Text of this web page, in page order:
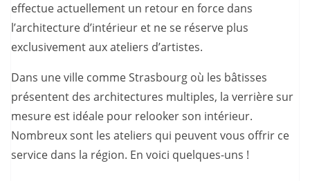
effectue actuellement un retour en force dans
l’architecture d’intérieur et ne se réserve plus
exclusivement aux ateliers d’artistes.
Dans une ville comme Strasbourg où les bâtisses
présentent des architectures multiples, la verrière sur
mesure est idéale pour relooker son intérieur.
Nombreux sont les ateliers qui peuvent vous offrir ce
service dans la région. En voici quelques-uns !